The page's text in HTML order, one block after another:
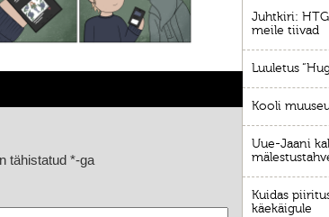
Juhtkiri:
meile tiivad
Luuletus
Kooli
Uue-Jaani
Kuidas
käekäigule
tähistatud *-ga